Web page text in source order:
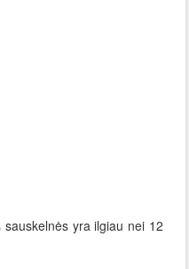
yra ilgiau nei 12